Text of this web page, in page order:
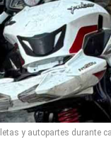
y autopartes durante